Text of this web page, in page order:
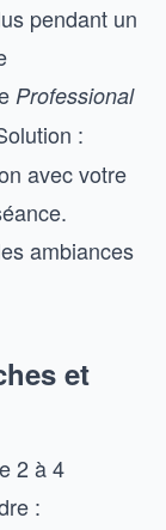
pendant un
Professional
:
avec votre
ambiances
et
2 à 4
: